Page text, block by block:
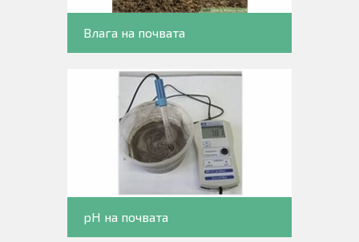
Влага на почвата
pH на почвата